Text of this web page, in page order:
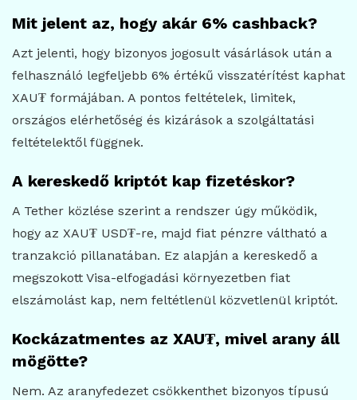
Mit jelent az, hogy akár 6% cashback?
Azt jelenti, hogy bizonyos jogosult vásárlások után a
felhasználó legfeljebb 6% értékű visszatérítést kaphat
XAU₮ formájában. A pontos feltételek, limitek,
országos elérhetőség és kizárások a szolgáltatási
feltételektől függnek.
A kereskedő kriptót kap fizetéskor?
A Tether közlése szerint a rendszer úgy működik,
hogy az XAU₮ USD₮-re, majd fiat pénzre váltható a
tranzakció pillanatában. Ez alapján a kereskedő a
megszokott Visa-elfogadási környezetben fiat
elszámolást kap, nem feltétlenül közvetlenül kriptót.
Kockázatmentes az XAU₮, mivel arany áll
mögötte?
Nem. Az aranyfedezet csökkenthet bizonyos típusú